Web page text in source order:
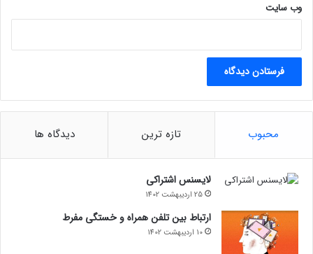
chaddydill.eth مراجعه می‌کرد، پرسید که چرا هاسکینسون در
ساتوشی است. چارلز هاسکینسون در جواب این فرد پاسخ داد که
ادعای ساتوشی بودن خود، به کاربران توصیه کرد هر چیزی را که
به صورت آنلاین می‌خوانند، باور نکنند.
اشتراک‌گذاری
اخبار بیت کوین
وب‌ سایت
محبوب تازه ترین دیدگاه ها
لایسنس اشتراکی
25 اردیبهشت 1402
ارتباط بین تلفن همراه و خستگی مفرط
10 اردیبهشت 1402